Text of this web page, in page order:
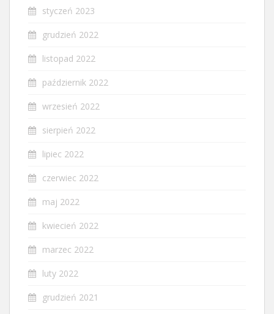
styczeń 2023
grudzień 2022
listopad 2022
październik 2022
wrzesień 2022
sierpień 2022
lipiec 2022
czerwiec 2022
maj 2022
kwiecień 2022
marzec 2022
luty 2022
grudzień 2021